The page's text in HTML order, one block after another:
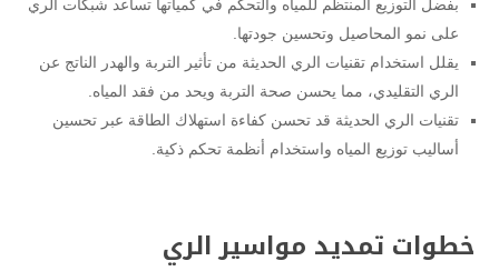
بفضل التوزيع المنتظم للمياه والتحكم في كمياتها تساعد شبكات الري
على نمو المحاصيل وتحسين جودتها.
يقلل استخدام تقنيات الري الحديثة من تأثير التربة والهدر الناتج عن
الري التقليدي، مما يحسن صحة التربة ويحد من فقد المياه.
تقنيات الري الحديثة قد تحسن كفاءة استهلاك الطاقة عبر تحسين
أساليب توزيع المياه واستخدام أنظمة تحكم ذكية.
خطوات تمديد مواسير الري